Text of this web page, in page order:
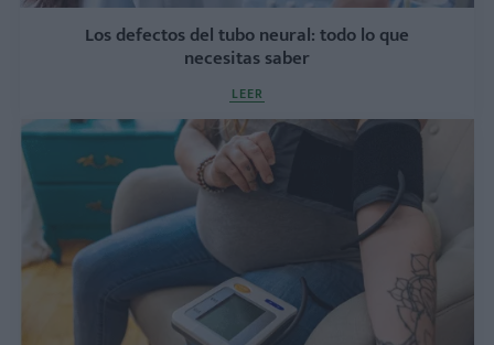
Los defectos del tubo neural: todo lo que
necesitas saber
LEER